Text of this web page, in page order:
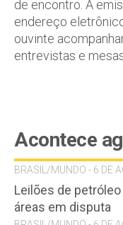
de encontro. A
endereço
ouvinte
entrevistas e
Acontece
BRASIL/MUNDO - 6 DE
Leilões de
áreas em disputa